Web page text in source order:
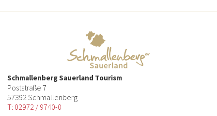
Schmallenberg Sauerland Tourism
Poststraße 7
57392 Schmallenberg
T: 02972 / 9740-0